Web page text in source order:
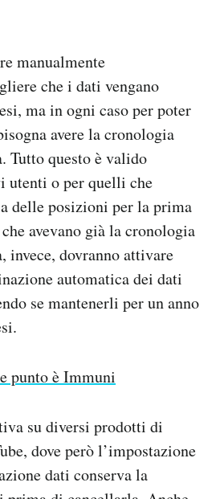
manualmente
che i dati vengano
ma in ogni caso per poter
avere la cronologia
Tutto questo è valido
utenti o per quelli che
delle posizioni per la prima
avevano già la cronologia
dovranno attivare
automatica dei dati
se mantenerli per un anno
punto è Immuni
su diversi prodotti di
dove però l’impostazione
dati conserva la